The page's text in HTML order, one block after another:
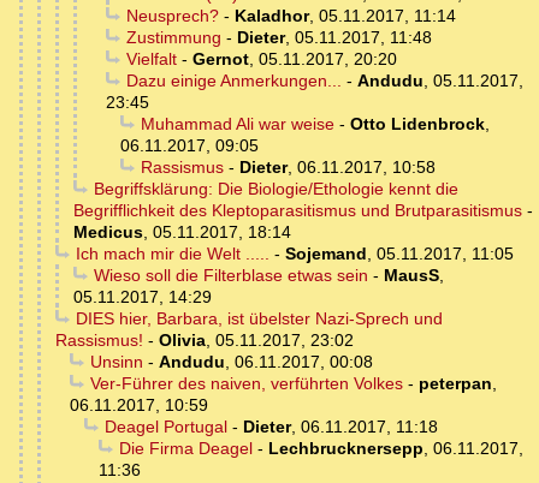
Neusprech?- Kaladhor, 05.11.2017, 11:14
Zustimmung - Dieter, 05.11.2017, 11:48
Vielfalt- Gernot, 05.11.2017, 20:20
Dazu einige Anmerkungen... - Andudu, 05.11.2017,
23:45
Muhammad Ali war weise- Otto Lidenbrock,
06.11.2017, 09:05
Rassismus- Dieter, 06.11.2017, 10:58
Begriffsklärung: Die Biologie/Ethologie kennt die
Begrifflichkeit des Kleptoparasitismus und Brutparasitismus -
Medicus, 05.11.2017, 18:14
Ich mach mir die Welt ..... - Sojemand, 05.11.2017, 11:05
Wieso soll die Filterblase etwas sein - MausS,
05.11.2017, 14:29
DIES hier, Barbara, ist übelster Nazi-Sprech und
Rassismus! - Olivia, 05.11.2017, 23:02
Unsinn - Andudu, 06.11.2017, 00:08
Ver-Führer des naiven, verführten Volkes- peterpan,
06.11.2017, 10:59
Deagel Portugal- Dieter, 06.11.2017, 11:18
Die Firma Deagel- Lechbrucknersepp, 06.11.2017,
11:36